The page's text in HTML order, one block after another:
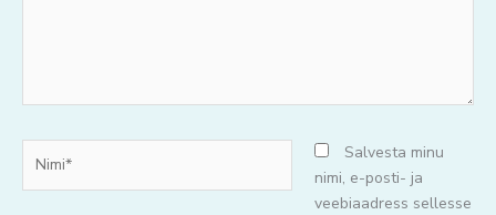
Salvesta minu
nimi, e-posti- ja
veebiaadress sellesse